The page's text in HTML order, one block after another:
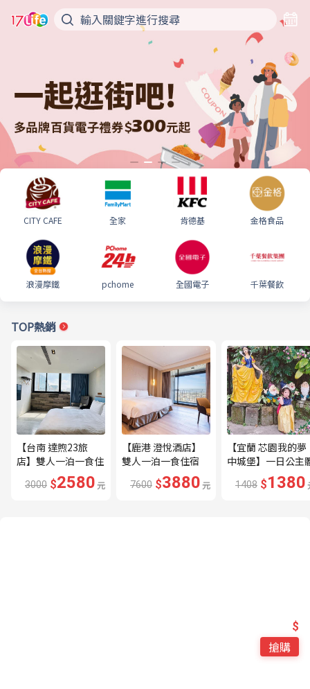
CITY CAFE 全家 肯德基 金格食品
浪漫摩鐵 pchome 全國電子 千葉餐飲
TOP熱銷
【台南 達煦23旅
店】雙人一泊一食住
宿券---🔥近海安路
商圈🔥
3000 $2580元
【鹿港 澄悅酒店】
雙人一泊一食住宿
券---🔥平日限量升
等家庭房、贈兩小🔥
7600 $3880元
【宜蘭 芯園我的夢
中城堡】一日公主
驗券---🔥含歐式下
午茶及換裝🔥
1408 $1380
$
搶購